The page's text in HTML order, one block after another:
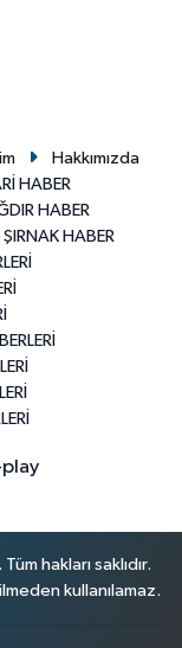
Hakkımızda
HABER
HABER
ŞIRNAK HABER
hakları saklıdır.
kullanılamaz.